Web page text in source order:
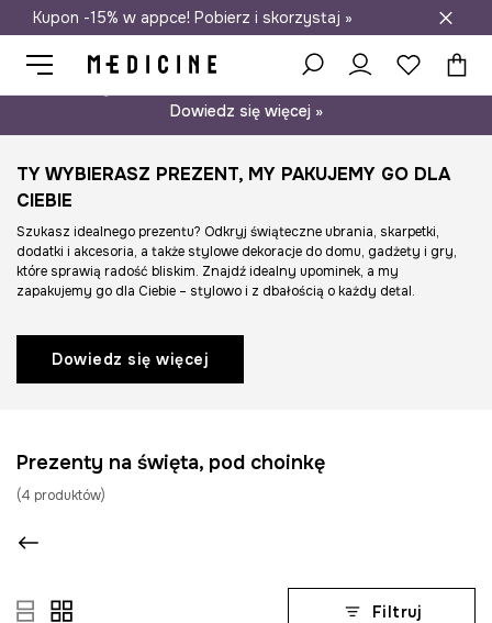
Darmowa dostawa do salonów
Kupon -15% w appce! Pobierz i skorzystaj »
Dowiedz się więcej »
TY WYBIERASZ PREZENT, MY PAKUJEMY GO DLA
CIEBIE
Szukasz idealnego prezentu? Odkryj świąteczne ubrania, skarpetki,
dodatki i akcesoria, a także stylowe dekoracje do domu, gadżety i gry,
które sprawią radość bliskim. Znajdź idealny upominek, a my
zapakujemy go dla Ciebie – stylowo i z dbałością o każdy detal.
Dowiedz się więcej
Prezenty na święta, pod choinkę
(4 produktów)
Filtruj